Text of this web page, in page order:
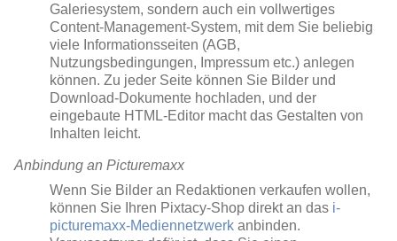
Galeriesystem, sondern auch ein vollwertiges
Content-Management-System, mit dem Sie beliebig
viele Informationsseiten (AGB,
Nutzungsbedingungen, Impressum etc.) anlegen
können. Zu jeder Seite können Sie Bilder und
Download-Dokumente hochladen, und der
eingebaute HTML-Editor macht das Gestalten von
Inhalten leicht.
Anbindung an Picturemaxx
Wenn Sie Bilder an Redaktionen verkaufen wollen,
können Sie Ihren Pixtacy-Shop direkt an das i-
picturemaxx-Mediennetzwerk anbinden.